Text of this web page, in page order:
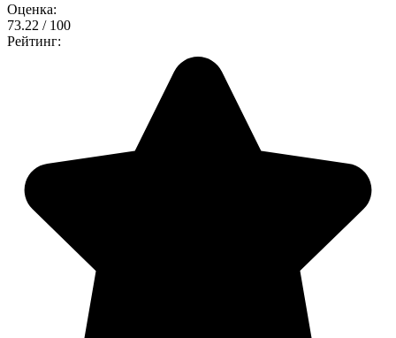
Оценка:
73.22 / 100
Рейтинг: